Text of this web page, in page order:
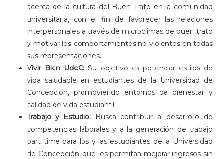
acerca de la cultura del Buen Trato en la comunidad
universitaria, con el fin de favorecer las relaciones
interpersonales a través de microclimas de buen trato
y motivar los comportamientos no violentos en todas
sus representaciones.
Vivir Bien UdeC: Su objetivo es potenciar estilos de
vida saludable en estudiantes de la Universidad de
Concepción, promoviendo entornos de bienestar y
calidad de vida estudiantil.
Trabajo y Estudio: Busca contribuir al desarrollo de
competencias laborales y a la generación de trabajo
part time para los y las estudiantes de la Universidad
de Concepción, que les permitan mejorar ingresos sin